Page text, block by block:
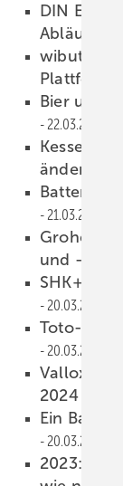
DIN EN
Abläufe
wibutler:
Plattform
Bier und
22.03.2024
Kessel
ändert
21.03.2024
Grohe
und -
SHK+E
20.03.2024
Toto-
20.03.2024
Vallox:
2024
Ein
20.03.2024
2023: so